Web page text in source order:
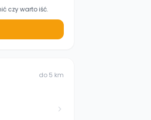
czy warto iść.
do 5 km